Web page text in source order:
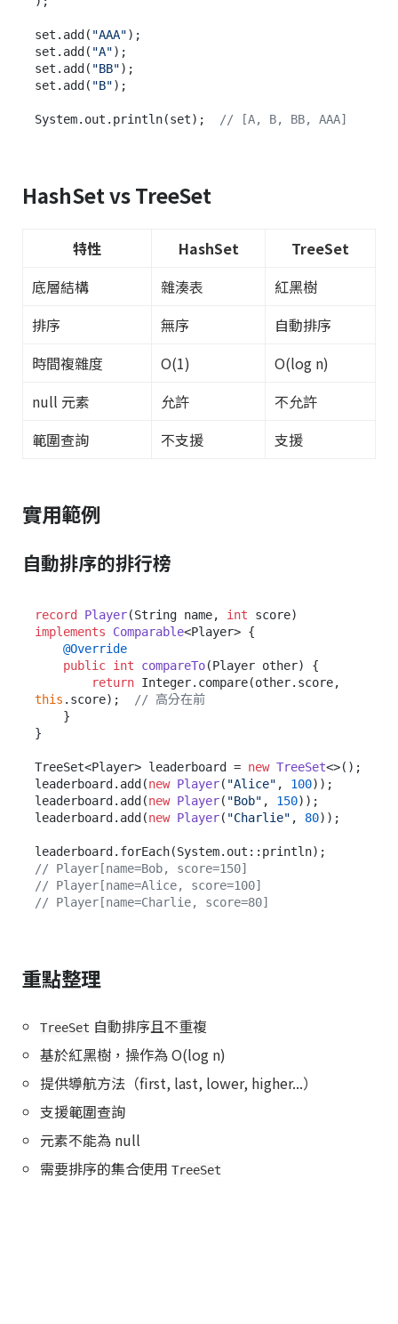
set.add( "AAA");
set.add( "A");
set.add( "BB");
set.add( "B");
System.out.println(set); // [A, B, BB, AAA]
HashSet vs TreeSet
特性 HashSet
TreeSet
底層結構
雜湊表
紅黑樹
排序
無序
自動排序
時間複雜度
O(1)
O(log n)
null 元素
允許
不允許
範圍查詢
不支援 支援
實用範例
自動排序的排行榜
record Player(String name, int score)
implements
Comparable<Player> {
@Override
public int compareTo(Player other)
{
return
this .score); // 高分在前
}
TreeSet<Player> leaderboard = new TreeSet<>();
leaderboard.add(new Player( "Alice" , 100));
leaderboard.add(new Player( "Bob" , 150));
leaderboard.add(new Player( "Charlie" , 80));
// Player[name=Bob, score=150]
// Player[name=Alice, score=100]
// Player[name=Charlie, score=80]
重點整理
TreeSet 自動排序且不重複
基於紅黑樹，操作為 O(log n)
提供導航方法（first, last, lower, higher...）
支援範圍查詢
元素不能為 null
需要排序的集合使用 TreeSet